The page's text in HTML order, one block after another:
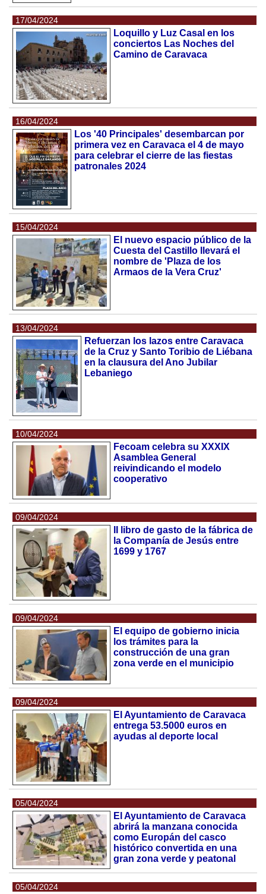
17/04/2024
Loquillo y Luz Casal en los
conciertos Las Noches del
Camino de Caravaca
16/04/2024
Los '40 Principales' desembarcan por
primera vez en Caravaca el 4 de mayo
para celebrar el cierre de las fiestas
patronales 2024
15/04/2024
El nuevo espacio público de la
Cuesta del Castillo llevará el
nombre de 'Plaza de los
Armaos de la Vera Cruz'
13/04/2024
Refuerzan los lazos entre Caravaca
de la Cruz y Santo Toribio de Liébana
en la clausura del Ano Jubilar
Lebaniego
10/04/2024
Fecoam celebra su XXXIX
Asamblea General
reivindicando el modelo
cooperativo
09/04/2024
II libro de gasto de la fábrica de
la Companía de Jesús entre
1699 y 1767
09/04/2024
El equipo de gobierno inicia
los trámites para la
construcción de una gran
zona verde en el municipio
09/04/2024
El Ayuntamiento de Caravaca
entrega 53.5000 euros en
ayudas al deporte local
05/04/2024
El Ayuntamiento de Caravaca
abrirá la manzana conocida
como Europán del casco
histórico convertida en una
gran zona verde y peatonal
05/04/2024